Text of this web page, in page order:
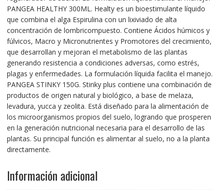
PANGEA HEALTHY 300ML. Healty es un bioestimulante líquido
que combina el alga Espirulina con un lixiviado de alta
concentración de lombricompuesto. Contiene Ácidos húmicos y
fúlvicos, Macro y Micronutrientes y Promotores del crecimiento,
que desarrollan y mejoran el metabolismo de las plantas
generando resistencia a condiciones adversas, como estrés,
plagas y enfermedades. La formulación líquida facilita el manejo.
PANGEA STINKY 150G. Stinky plus contiene una combinación de
productos de origen natural y biológico, a base de melaza,
levadura, yucca y zeolita. Está diseñado para la alimentación de
los microorganismos propios del suelo, logrando que prosperen
en la generación nutricional necesaria para el desarrollo de las
plantas. Su principal función es alimentar al suelo, no a la planta
directamente.
Información adicional